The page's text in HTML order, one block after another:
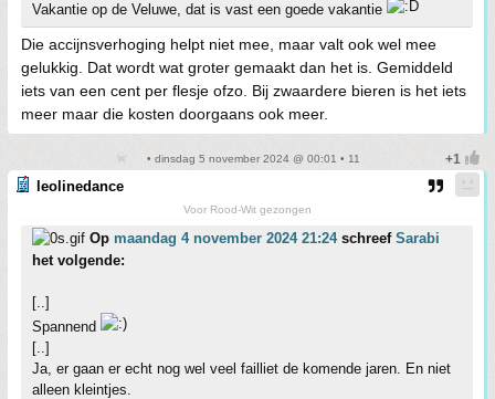
Vakantie op de Veluwe, dat is vast een goede vakantie
Die accijnsverhoging helpt niet mee, maar valt ook wel mee
gelukkig. Dat wordt wat groter gemaakt dan het is. Gemiddeld
iets van een cent per flesje ofzo. Bij zwaardere bieren is het iets
meer maar die kosten doorgaans ook meer.
• dinsdag 5 november 2024 @ 00:01 • 11
leolinedance
Voor Rood-Wit gezongen
Op maandag 4 november 2024 21:24schreef Sarabi
het volgende:
[..]
Spannend
[..]
Ja, er gaan er echt nog wel veel failliet de komende jaren. En niet
alleen kleintjes.